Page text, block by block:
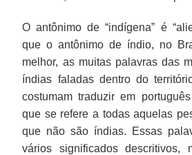
O antônimo de “indígena” é
que o antônimo de índio, no
melhor, as muitas palavras das
índias faladas dentro do
costumam traduzir em
que se refere a todas aquelas
que não são índias. Essas
vários significados descritivos,